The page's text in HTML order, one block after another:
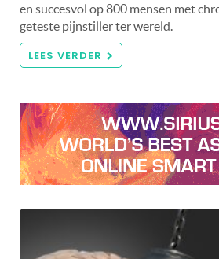
en succesvol op 800 mensen met
geteste pijnstiller ter wereld.
LEES VERDER